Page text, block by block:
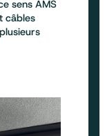
sens AMS
câbles